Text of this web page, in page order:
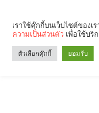
เราใช้คุ๊กกี้บนเว็บไซต์ของ
ความเป็นส่วนตัว เพื่อใช้บริ
ตัวเลือกคุ๊กกี้ ยอมรับ